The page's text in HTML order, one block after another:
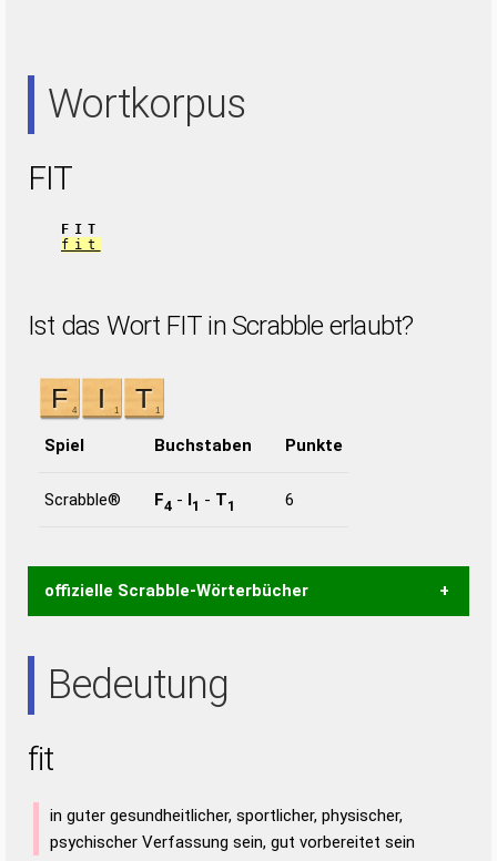
Wortkorpus
FIT
FIT
fit
Ist das Wort FIT in Scrabble erlaubt?
Spiel Buchstaben Punkte
Scrabble® F4 - I1 - T1 6
offizielle Scrabble-Wörterbücher
Wortanalyse-Algorithmus gute Anhaltspunkte zu
Wortbedeutung, Worttrennung und Wortform, um die
bestimmen!
Duden – Standardwerk in 12 Bänden
Bedeutung
fit
in guter gesundheitlicher, sportlicher, physischer,
psychischer Verfassung sein, gut vorbereitet sein